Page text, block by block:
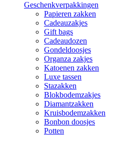
Geschenkverpakkingen
Papieren zakken
Cadeauzakjes
Gift bags
Cadeaudozen
Gondeldoosjes
Organza zakjes
Katoenen zakken
Luxe tassen
Stazakken
Blokbodemzakjes
Diamantzakken
Kruisbodemzakken
Bonbon doosjes
Potten